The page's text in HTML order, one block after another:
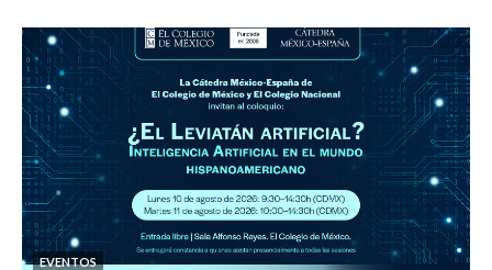
EVENTOS